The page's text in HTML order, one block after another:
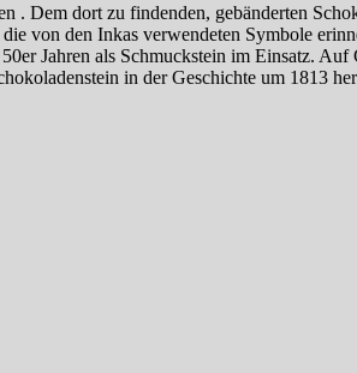
Dem dort zu findenden, gebänderten
von den Inkas verwendeten Symbole
Jahren als Schmuckstein im Einsatz.
in der Geschichte um 1813